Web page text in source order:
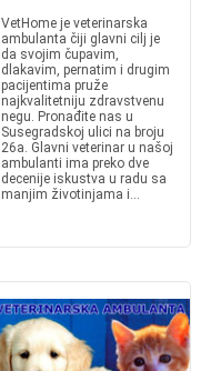
VetHome je veterinarska
ambulanta čiji glavni cilj je
da svojim čupavim,
dlakavim, pernatim i drugim
pacijentima pruže
najkvalitetniju zdravstvenu
negu. Pronađite nas u
Susegradskoj ulici na broju
26a. Glavni veterinar u našoj
ambulanti ima preko dve
decenije iskustva u radu sa
manjim životinjama i...